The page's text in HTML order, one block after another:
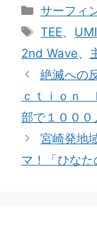
カ
テ
リ
ー
サーフィ
タ
グ
TEE、 UMI
2nd Wave、
絶滅への
ｃｔｉｏｎ
部で１００
宮崎発地
マ！「ひなた